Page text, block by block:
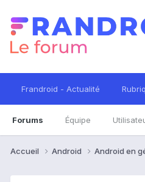
Frandroid - Actualité
Forums Équipe
Accueil Android Android en